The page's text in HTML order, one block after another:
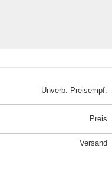
Unverb. Preisempf.
Preis
Versand